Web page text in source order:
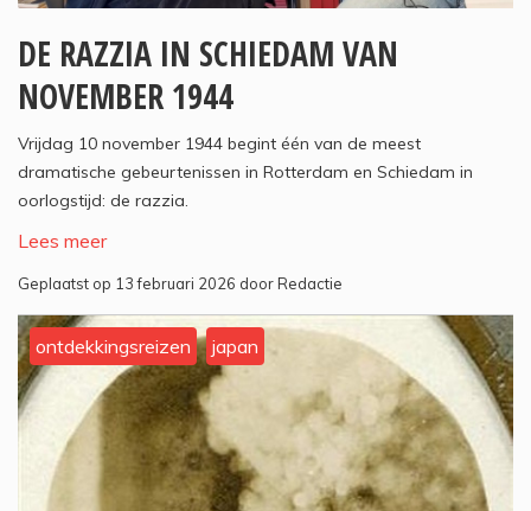
DE RAZZIA IN SCHIEDAM VAN
NOVEMBER 1944
Vrijdag 10 november 1944 begint één van de meest
dramatische gebeurtenissen in Rotterdam en Schiedam in
oorlogstijd: de razzia.
Lees meer
Geplaatst op 13 februari 2026 door Redactie
ontdekkingsreizen japan